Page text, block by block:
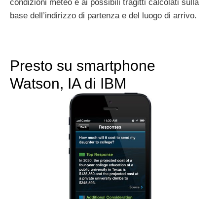
condizioni meteo e ai possibili tragitti calcolati sulla
base dell’indirizzo di partenza e del luogo di arrivo.
Presto su smartphone
Watson, IA di IBM